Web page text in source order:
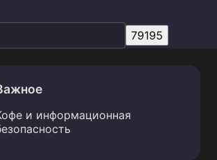
и информационная